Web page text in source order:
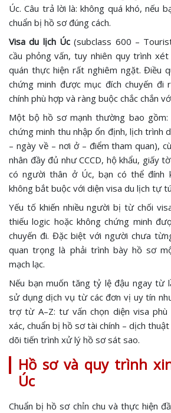
Úc. Câu trả lời là: không quá khó, nếu
chuẩn bị hồ sơ đúng cách.
Visa du lịch Úc(subclass 600 –
cầu phỏng vấn, tuy nhiên quy trình
quán thực hiện rất nghiêm ngặt. Điều
chứng minh được mục đích chuyến đi
chính phù hợp và ràng buộc chắc chắn
Một bộ hồ sơ mạnh thường bao
chứng minh thu nhập ổn định, lịch trình
– ngày về – nơi ở – điểm tham quan),
nhân đầy đủ như CCCD, hộ khẩu, giấy
có người thân ở Úc, bạn có thể đính
không bắt buộc với diện visa du lịch tự
Yếu tố khiến nhiều người bị từ chối
thiếu logic hoặc không chứng minh
chuyến đi. Đặc biệt với người chưa
quan trọng là phải trình bày hồ sơ
mạch lạc.
Nếu bạn muốn tăng tỷ lệ đậu ngay từ
sử dụng dịch vụ từ các đơn vị uy tín
trợ từ A–Z: tư vấn chọn diện visa phù
xác, chuẩn bị hồ sơ tài chính – dịch
dõi tiến trình xử lý hồ sơ sát sao.
Hồ sơ và quy trình
Úc
Chuẩn bị hồ sơ chỉn chu và thực hiện